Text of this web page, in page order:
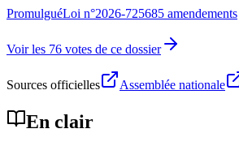
PromulguéLoi n°2026-725685 amendements
Voir les 76 votes de ce dossier
Sources officielles Assemblée nationale
En clair